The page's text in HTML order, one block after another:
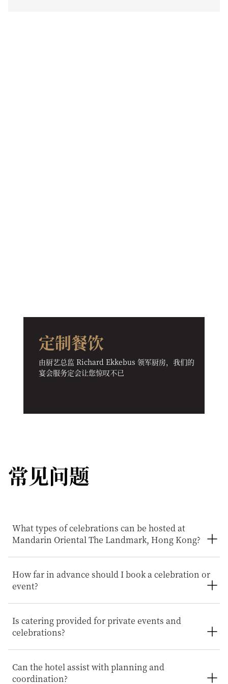
定制餐饮
由厨艺总监 Richard Ekkebus 领军厨房，我们的
宴会服务定会让您惊叹不已
常见问题
What types of celebrations can be hosted at
Mandarin Oriental The Landmark, Hong Kong?
variety of celebrations, including weddings, engagement
parties, anniversaries and birthdays. For more
How far in advance should I book a celebration or
event?
possible. The hotel's events team is available to help
plan every detail of your celebration.
Is catering provided for private events and
celebrations?
and celebrations. The hotel's chefs can create
personalised menus tailored to your event. Guests are
Can the hotel assist with planning and
coordination?